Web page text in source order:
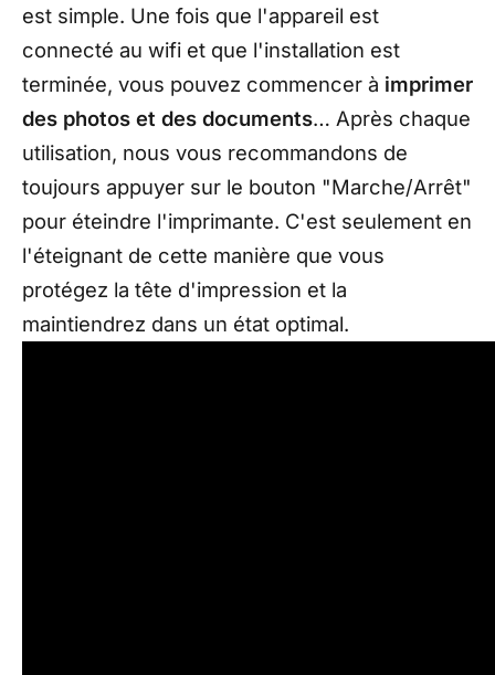
est simple. Une fois que l'appareil est
connecté au wifi et que l'installation est
terminée, vous pouvez commencer à imprimer
des photos et des documents… Après chaque
utilisation, nous vous recommandons de
toujours appuyer sur le bouton "Marche/Arrêt"
pour éteindre l'imprimante. C'est seulement en
l'éteignant de cette manière que vous
protégez la tête d'impression et la
maintiendrez dans un état optimal.